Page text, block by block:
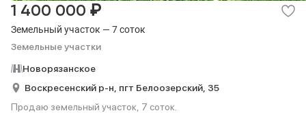
Земельный участок — 7 соток
Земельные участки
1 400 000 ₽
Новорязанское
Воскресенский р-н, пгт Белоозерский, 35
Продаю земельный участок, 7 соток.